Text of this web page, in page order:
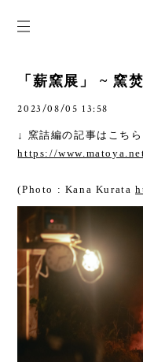
「薪窯展」 ~ 窯
2023/08/05 13:58
↓ 窯詰編の記事はこち
https://
(Photo : Kana Kurata